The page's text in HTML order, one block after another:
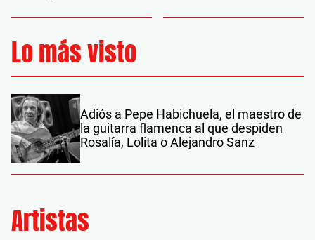
Lo más visto
Adiós a Pepe Habichuela, el maestro de
la guitarra flamenca al que despiden
Rosalía, Lolita o Alejandro Sanz
Artistas